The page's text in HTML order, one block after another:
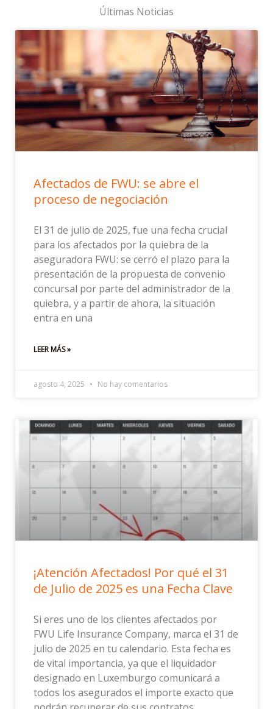
Últimas Noticias
Afectados de FWU: se abre el
proceso de negociación
El 31 de julio de 2025, fue una fecha crucial
para los afectados por la quiebra de la
aseguradora FWU: se cerró el plazo para la
presentación de la propuesta de convenio
concursal por parte del administrador de la
quiebra, y a partir de ahora, la situación
entra en una
LEER MÁS »
agosto 4, 2025 No hay comentarios
¡Atención Afectados! Por qué el 31
de Julio de 2025 es una Fecha Clave
Si eres uno de los clientes afectados por
FWU Life Insurance Company, marca el 31 de
julio de 2025 en tu calendario. Esta fecha es
de vital importancia, ya que el liquidador
designado en Luxemburgo comunicará a
todos los asegurados el importe exacto que